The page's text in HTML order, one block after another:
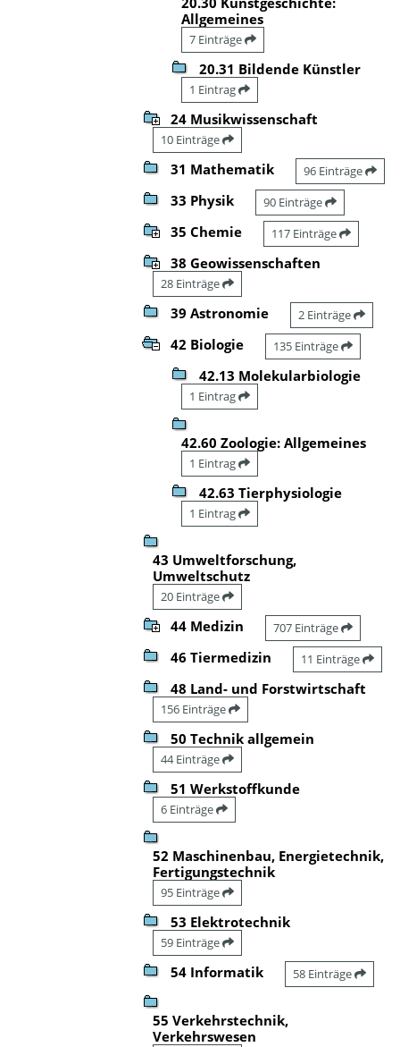
Allgemeines
7 Einträge
20.31 Bildende Künstler
1 Eintrag
24 Musikwissenschaft
10 Einträge
31 Mathematik 96 Einträge
33 Physik 90 Einträge
35 Chemie 117 Einträge
38 Geowissenschaften
28 Einträge
39 Astronomie 2 Einträge
42 Biologie 135 Einträge
42.13 Molekularbiologie
1 Eintrag
42.60 Zoologie: Allgemeines
1 Eintrag
42.63 Tierphysiologie
1 Eintrag
43 Umweltforschung,
Umweltschutz
20 Einträge
44 Medizin 707 Einträge
46 Tiermedizin 11 Einträge
48 Land- und Forstwirtschaft
156 Einträge
50 Technik allgemein
44 Einträge
51 Werkstoffkunde
6 Einträge
52 Maschinenbau, Energietechnik,
Fertigungstechnik
95 Einträge
53 Elektrotechnik
59 Einträge
54 Informatik 58 Einträge
55 Verkehrstechnik,
Verkehrswesen